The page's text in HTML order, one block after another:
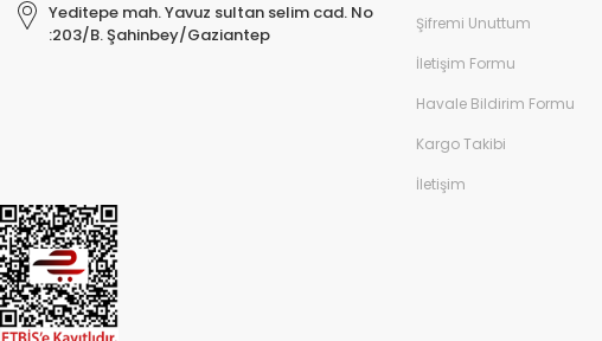
Yeditepe mah. Yavuz sultan selim cad. No
:203/B. Şahinbey/Gaziantep
Şifremi Unuttum
İletişim Formu
Havale Bildirim Formu
Kargo Takibi
İletişim